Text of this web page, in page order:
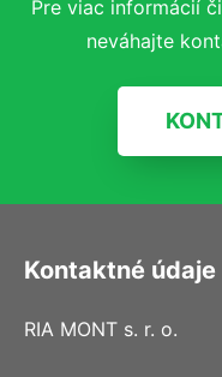
Pre viac informácií
neváhajte
Kontaktné údaje
RIA MONT s. r. o.